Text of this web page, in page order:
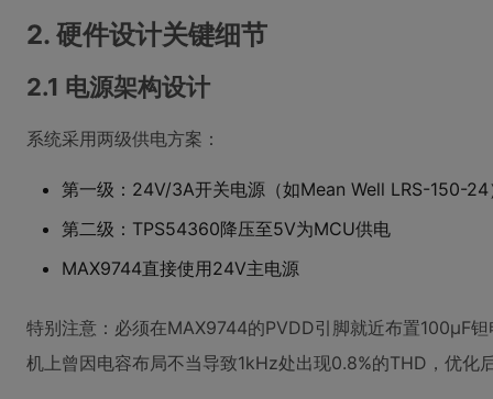
2. 硬件设计关键细节
2.1 电源架构设计
系统采用两级供电方案：
第一级：24V/3A开关电源（如Mean Well LRS-150-24
第二级：TPS54360降压至5V为MCU供电
MAX9744直接使用24V主电源
特别注意：必须在MAX9744的PVDD引脚就近布置100μF
机上曾因电容布局不当导致1kHz处出现0.8%的THD，优化